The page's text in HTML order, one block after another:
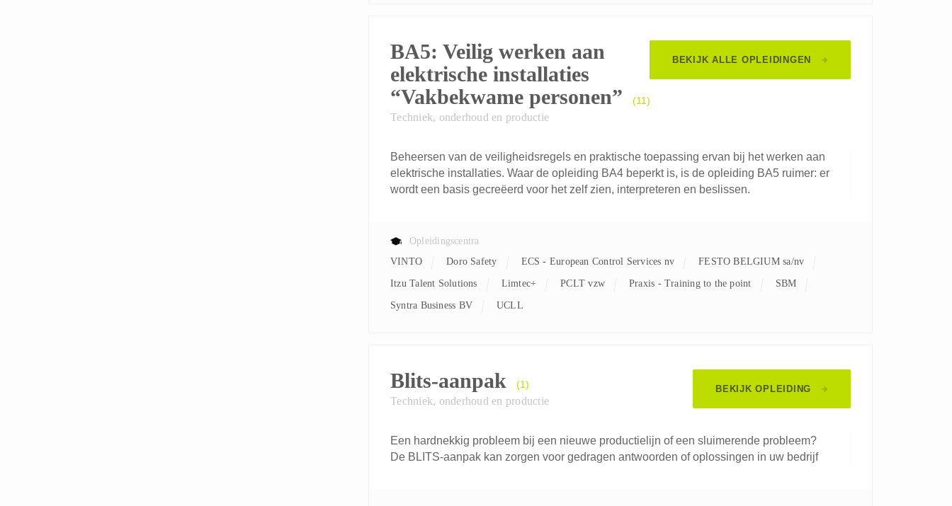
BEKIJK ALLE OPLEIDINGEN
BA5: Veilig werken aan
elektrische installaties
“Vakbekwame personen”
(11)
Techniek, onderhoud en productie
Beheersen van de veiligheidsregels en praktische toepassing ervan bij het werken aan
elektrische installaties. Waar de opleiding BA4 beperkt is, is de opleiding BA5 ruimer: er
wordt een basis gecreëerd voor het zelf zien, interpreteren en beslissen.
Opleidingscentra
VINTO
Doro Safety ECS - European Control Services nv FESTO BELGIUM sa/nv
Itzu Talent Solutions Limtec+ PCLT vzw Praxis - Training to the point SBM
Syntra Business BV UCLL
BEKIJK OPLEIDING
Blits-aanpak (1)
Techniek, onderhoud en productie
Een hardnekkig probleem bij een nieuwe productielijn of een sluimerende probleem?
De BLITS-aanpak kan zorgen voor gedragen antwoorden of oplossingen in uw bedrijf